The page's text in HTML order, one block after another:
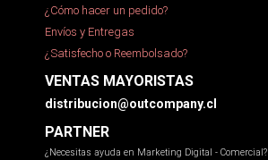
¿Cómo hacer un pedido?
Envíos y Entregas
¿Satisfecho o Reembolsado?
VENTAS MAYORISTAS
distribucion@outcompany.cl
PARTNER
¿Necesitas ayuda en Marketing Digital - Comercial?